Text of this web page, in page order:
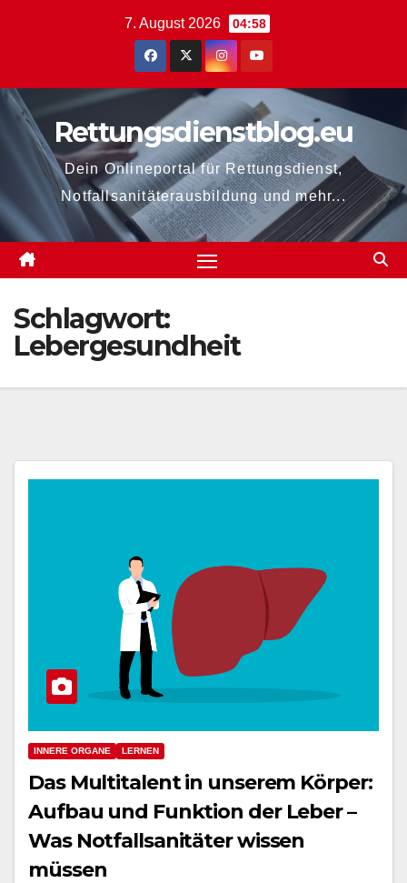
7. August 2026 04:58
Rettungsdienstblog.eu
Dein Onlineportal für Rettungsdienst,
Notfallsanitäterausbildung und mehr...
Schlagwort:
Lebergesundheit
INNERE ORGANE LERNEN
Das Multitalent in unserem Körper:
Aufbau und Funktion der Leber –
Was Notfallsanitäter wissen
müssen